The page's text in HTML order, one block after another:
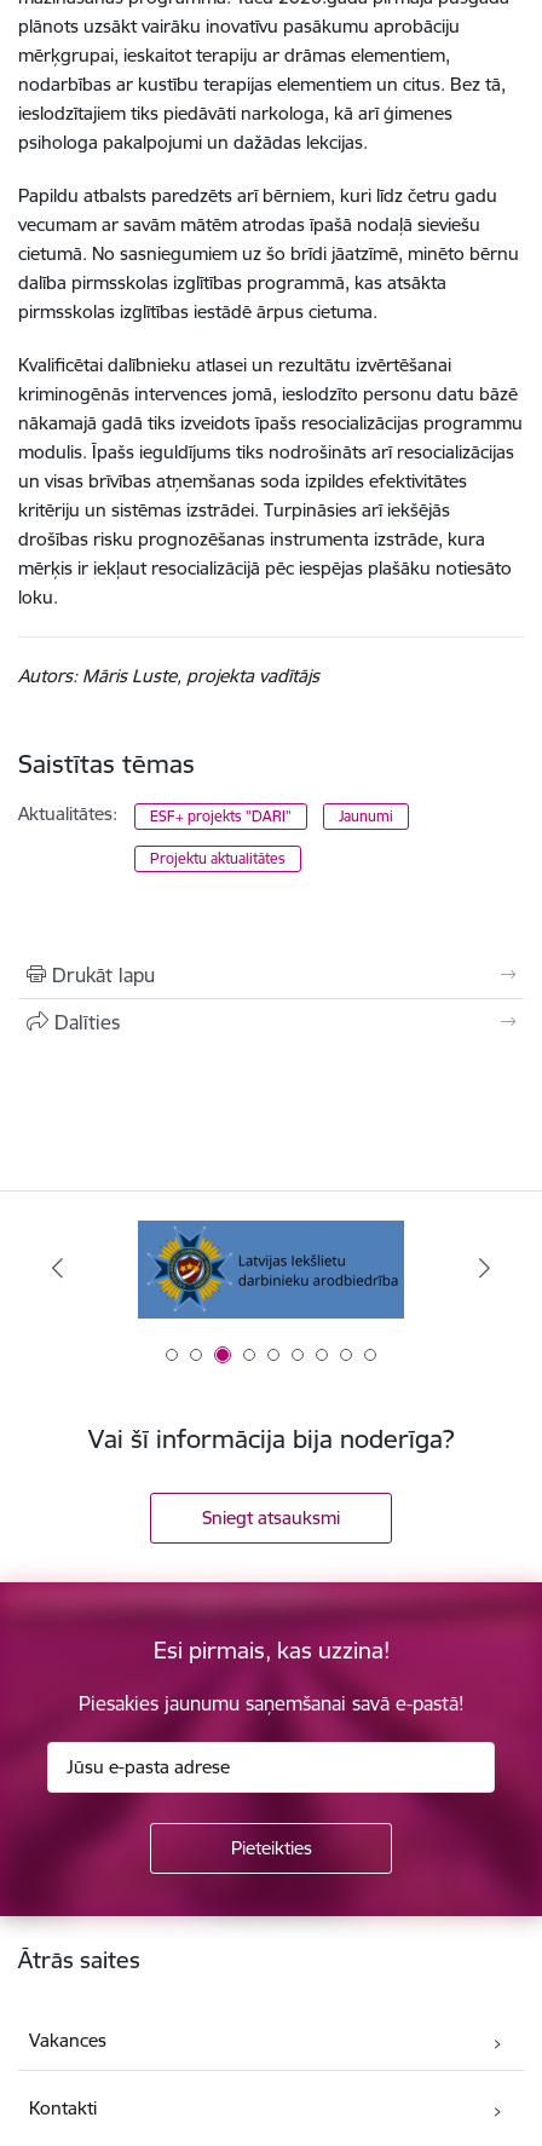
plānots uzsākt vairāku inovatīvu pasākumu aprobāciju
mērķgrupai, ieskaitot terapiju ar drāmas elementiem,
nodarbības ar kustību terapijas elementiem un citus. Bez tā,
ieslodzītajiem tiks piedāvāti narkologa, kā arī ģimenes
psihologa pakalpojumi un dažādas lekcijas.
Papildu atbalsts paredzēts arī bērniem, kuri līdz četru gadu
vecumam ar savām mātēm atrodas īpašā nodaļā sieviešu
cietumā. No sasniegumiem uz šo brīdi jāatzīmē, minēto bērnu
dalība pirmsskolas izglītības programmā, kas atsākta
pirmsskolas izglītības iestādē ārpus cietuma.
Kvalificētai dalībnieku atlasei un rezultātu izvērtēšanai
kriminogēnās intervences jomā, ieslodzīto personu datu bāzē
nākamajā gadā tiks izveidots īpašs resocializācijas programmu
modulis. Īpašs ieguldījums tiks nodrošināts arī resocializācijas
un visas brīvības atņemšanas soda izpildes efektivitātes
kritēriju un sistēmas izstrādei. Turpināsies arī iekšējās
drošības risku prognozēšanas instrumenta izstrāde, kura
mērķis ir iekļaut resocializācijā pēc iespējas plašāku notiesāto
loku.
Autors: Māris Luste, projekta vadītājs
Saistītas tēmas
Aktualitātes: ESF+ projekts "DARI" Jaunumi
Projektu aktualitātes
Drukāt lapu
Dalīties
Vai šī informācija bija noderīga?
Sniegt atsauksmi
Esi pirmais, kas uzzina!
Piesakies jaunumu saņemšanai savā e-pastā!
Kājene
Ātrās saites
Vakances
Kontakti